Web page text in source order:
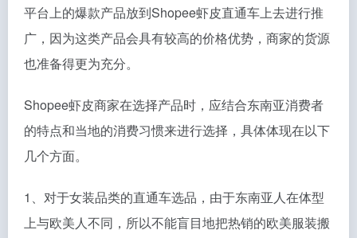
平台上的爆款产品放到Shopee虾皮直通车上去进行推
广，因为这类产品会具有较高的价格优势，商家的货源
也准备得更为充分。
Shopee虾皮商家在选择产品时，应结合东南亚消费者
的特点和当地的消费习惯来进行选择，具体体现在以下
几个方面。
1、对于女装品类的直通车选品，由于东南亚人在体型
上与欧美人不同，所以不能盲目地把热销的欧美服装搬